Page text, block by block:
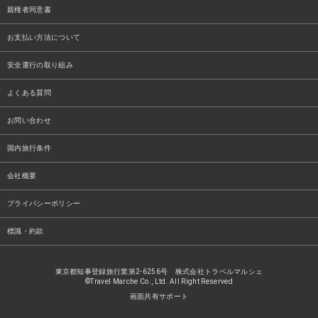
親権者同意書
お支払い方法について
安全運行の取り組み
よくある質問
お問い合わせ
国内旅行条件
会社概要
プライバシーポリシー
標識・約款
東京都知事登録旅行業第2-6256号 株式会社トラベルマルシェ
©Travel Marche Co., Ltd. All Right Reserved
画面共有サポート